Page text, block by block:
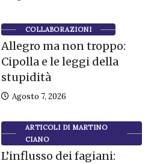
COLLABORAZIONI
Allegro ma non troppo:
Cipolla e le leggi della
stupidità
Agosto 7, 2026
ARTICOLI DI MARTINO
CIANO
L’influsso dei fagiani: